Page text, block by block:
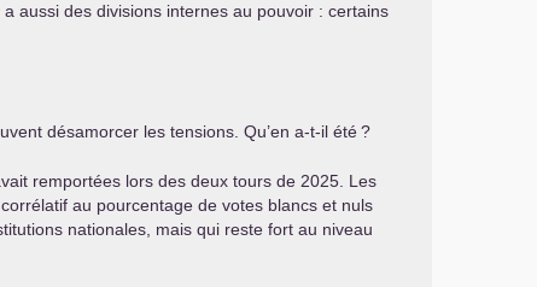
aussi des divisions internes au pouvoir : certains
désamorcer les tensions. Qu’en a-t-il été?
remportées lors des deux tours de 2025. Les
au pourcentage de votes blancs et nuls
nationales, mais qui reste fort au niveau